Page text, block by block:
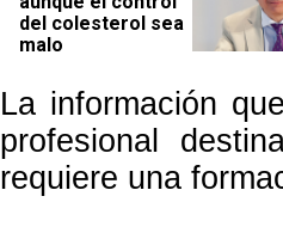
del colesterol sea
malo
La información
profesional
requiere una